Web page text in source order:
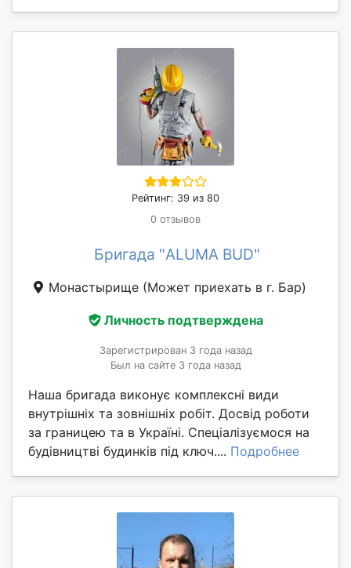
Рейтинг: 39 из 80
0 отзывов
Бригада "ALUMA BUD"
Монастырище (Может приехать в г. Бар)
Личность подтверждена
Зарегистрирован 3 года назад
Был на сайте 3 года назад
Наша бригада виконує комплексні види
внутрішніх та зовнішніх робіт. Досвід роботи
за границею та в Україні. Спеціалізуємося на
будівництві будинків під ключ.... Подробнее